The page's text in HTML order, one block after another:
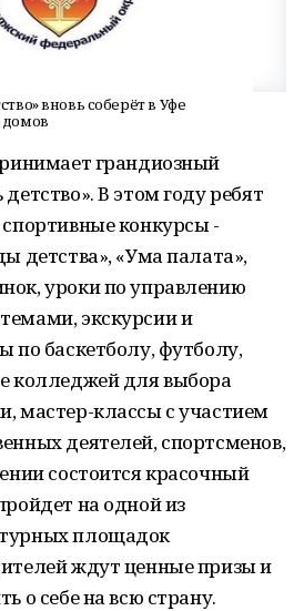
вновь соберёт в Уфе
домов
грандиозный
В этом году ребят
конкурсы -
детства», «Ума палата»,
уроки по управлению
экскурсии и
по баскетболу, футболу,
колледжей для выбора
мастер-классы с участием
деятелей, спортсменов,
состоится красочный
на одной из
площадок
ждут ценные призы и
о себе на всю страну.